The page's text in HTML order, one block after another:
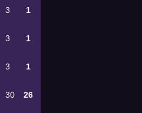
3 1
3 1
3 1
30 26